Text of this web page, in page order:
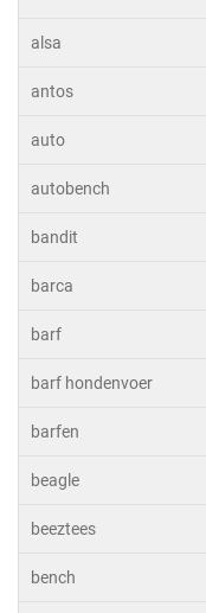
alsa
antos
auto
autobench
bandit
barca
barf
barf hondenvoer
barfen
beagle
beeztees
bench